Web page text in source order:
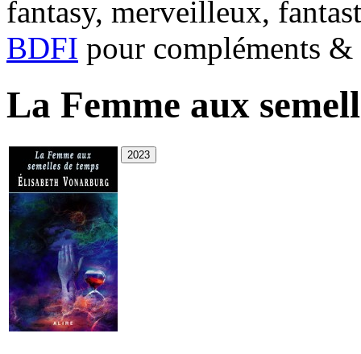
fantasy, merveilleux,
BDFI pour compléments
La Femme aux